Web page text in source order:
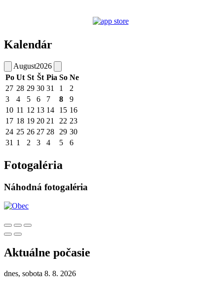
Kalendár
August2026
Po Ut St Št Pia So Ne
27 28 29 30 31 1
2
3
4 5 6 7 8
9
10 11 12 13 14 15 16
17 18 19 20 21 22 23
24 25 26 27 28 29 30
31 1 2 3 4 5 6
Fotogaléria
Náhodná fotogaléria
Aktuálne počasie
dnes, sobota 8. 8. 2026